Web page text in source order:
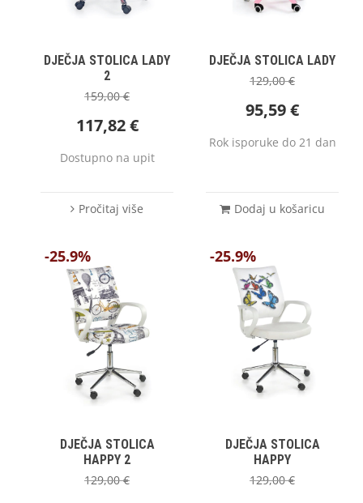
DJEČJA STOLICA LADY
2
159,00€
117,82€
Dostupno na upit
Pročitaj više
DJEČJA STOLICA LADY
129,00€
95,59€
Rok isporuke do 21 dan
Dodaj u košaricu
-25.9%
DJEČJA STOLICA
HAPPY 2
129,00€
-25.9%
DJEČJA STOLICA
HAPPY
129,00€